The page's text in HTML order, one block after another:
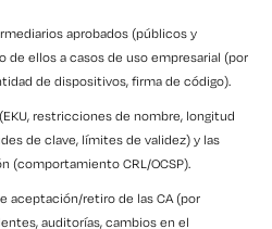
aprobados (públicos y
de ellos a casos de uso empresarial (por
de dispositivos, firma de código).
restricciones de nombre, longitud
de clave, límites de validez) y las
(comportamiento CRL/OCSP).
aceptación/retiro de las CA (por
auditorías, cambios en el